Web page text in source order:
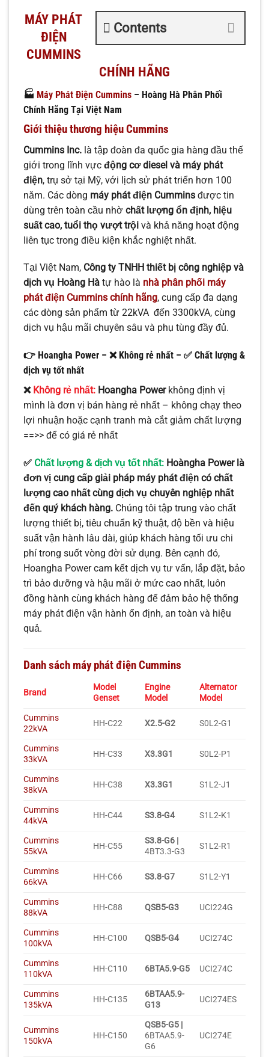
Contents
MÁY PHÁT
ĐIỆN
CUMMINS
CHÍNH HÃNG
🏭 Máy Phát Điện Cummins – Hoàng Hà Phân Phối
Chính Hãng Tại Việt Nam
Giới thiệu thương hiệu Cummins
Cummins Inc. là tập đoàn đa quốc gia hàng đầu thế
giới trong lĩnh vực động cơ diesel và máy phát
điện, trụ sở tại Mỹ, với lịch sử phát triển hơn 100
năm. Các dòng máy phát điện Cummins được tin
dùng trên toàn cầu nhờ chất lượng ổn định, hiệu
suất cao, tuổi thọ vượt trội và khả năng hoạt động
liên tục trong điều kiện khắc nghiệt nhất.
Tại Việt Nam, Công ty TNHH thiết bị công nghiệp và
dịch vụ Hoàng Hà tự hào là nhà phân phối máy
phát điện Cummins chính hãng, cung cấp đa dạng
các dòng sản phẩm từ 22kVA đến 3300kVA, cùng
dịch vụ hậu mãi chuyên sâu và phụ tùng đầy đủ.
👉 Hoangha Power – ❌ Không rẻ nhất – ✅ Chất lượng &
dịch vụ tốt nhất
❌ Không rẻ nhất: Hoangha Powerkhông định vị
mình là đơn vị bán hàng rẻ nhất – không chạy theo
lợi nhuận hoặc cạnh tranh mà cắt giảm chất lượng
==>> để có giá rẻ nhất
✅ Chất lượng & dịch vụ tốt nhất: Hoàngha Power là
đơn vị cung cấp giải pháp máy phát điện có chất
lượng cao nhất cùng dịch vụ chuyên nghiệp nhất
đến quý khách hàng. Chúng tôi tập trung vào chất
lượng thiết bị, tiêu chuẩn kỹ thuật, độ bền và hiệu
suất vận hành lâu dài, giúp khách hàng tối ưu chi
phí trong suốt vòng đời sử dụng. Bên cạnh đó,
Hoangha Power cam kết dịch vụ tư vấn, lắp đặt, bảo
trì bảo dưỡng và hậu mãi ở mức cao nhất, luôn
đồng hành cùng khách hàng để đảm bảo hệ thống
máy phát điện vận hành ổn định, an toàn và hiệu
quả.
Danh sách máy phát điện Cummins
Brand
Model
Genset
Engine
Model
Alternator
Model
Cummins
22kVA
HH-C22 X2.5-G2 S0L2-G1
Cummins
33kVA
HH-C33 X3.3G1 S0L2-P1
Cummins
38kVA
HH-C38 X3.3G1 S1L2-J1
Cummins
44kVA
HH-C44 S3.8-G4 S1L2-K1
Cummins
55kVA
HH-C55
S3.8-G6 |
4BT3.3-G3
S1L2-R1
Cummins
66kVA
HH-C66 S3.8-G7 S1L2-Y1
Cummins
88kVA
HH-C88 QSB5-G3 UCI224G
Cummins
100kVA
HH-C100 QSB5-G4 UCI274C
Cummins
110kVA
HH-C110 6BTA5.9-G5 UCI274C
Cummins
135kVA
HH-C135
6BTAA5.9-
G13
UCI274ES
Cummins
150kVA
HH-C150
QSB5-G5 |
6BTAA5.9-
G6
UCI274E